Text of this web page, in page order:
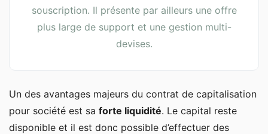
souscription. Il présente par ailleurs une offre
plus large de support et une gestion multi-
devises.
Un des avantages majeurs du contrat de capitalisation
pour société est sa forte liquidité. Le capital reste
disponible et il est donc possible d’effectuer des